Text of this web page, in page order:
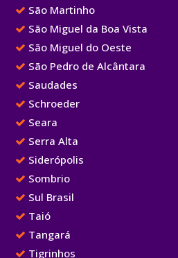
São Martinho
São Miguel da Boa Vista
São Miguel do Oeste
São Pedro de Alcântara
Saudades
Schroeder
Seara
Serra Alta
Siderópolis
Sombrio
Sul Brasil
Taió
Tangará
Tigrinhos